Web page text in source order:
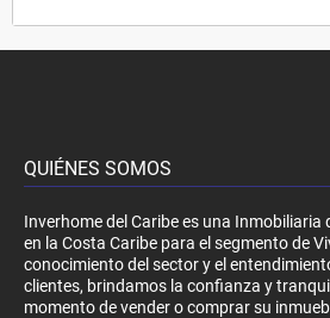
QUIÉNES SOMOS
Inverhome del Caribe es una Inmobiliaria
en la Costa Caribe para el segmento de
conocimiento del sector y el
clientes, brindamos la confianza y
momento de vender o comprar su